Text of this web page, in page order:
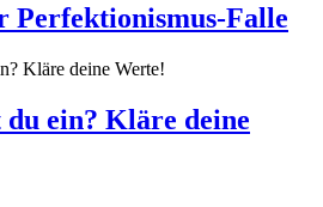
Perfektionismus-Falle
ein? Kläre deine